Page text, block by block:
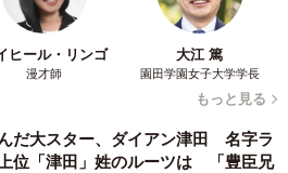
ヒール・リンゴ
漫才師
大江 篤
園田学園女子大学学長
もっと見る
だ大スター、ダイアン津田 名字ラ
位「津田」姓のルーツは 「豊臣兄